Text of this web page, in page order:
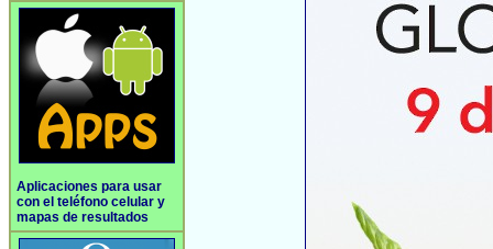
Aplicaciones para usar
con el teléfono celular y
mapas de resultados